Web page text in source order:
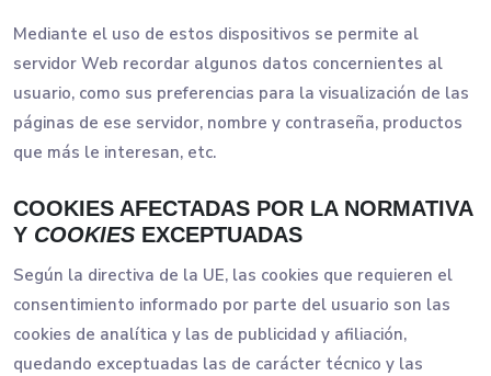
Mediante el uso de estos dispositivos se permite al
servidor Web recordar algunos datos concernientes al
usuario, como sus preferencias para la visualización de las
páginas de ese servidor, nombre y contraseña, productos
que más le interesan, etc.
COOKIES AFECTADAS POR LA NORMATIVA
Y COOKIES EXCEPTUADAS
Según la directiva de la UE, las cookies que requieren el
consentimiento informado por parte del usuario son las
cookies de analítica y las de publicidad y afiliación,
quedando exceptuadas las de carácter técnico y las